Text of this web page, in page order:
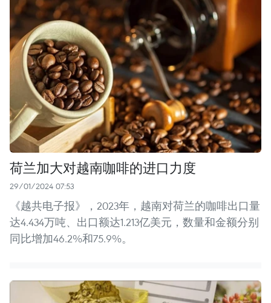
荷兰加大对越南咖啡的进口力度
29/01/2024 07:53
《越共电子报》，2023年，越南对荷兰的咖啡出口量
达4.434万吨、出口额达1.213亿美元，数量和金额分别
同比增加46.2%和75.9%。